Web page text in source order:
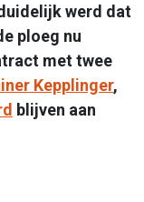
werd dat
ploeg nu
met twee
Kepplinger,
blijven aan